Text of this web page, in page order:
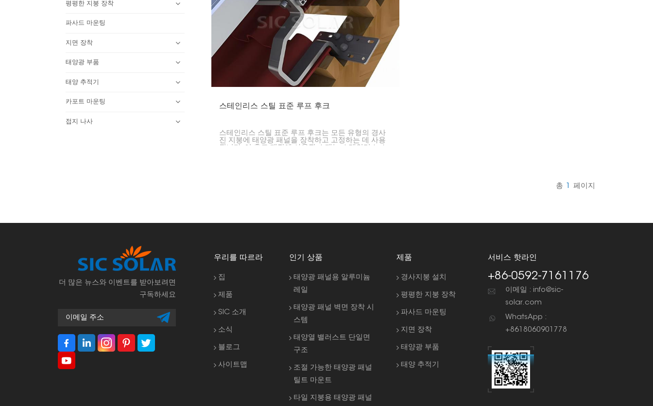
평평한 지붕 장착
파사드 마운팅
지면 장착
태양광 부품
태양 추적기
카포트 마운팅
접지 나사
스테인리스 스틸 표준 루프 후크
스테인리스 스틸 표준 루프 후크는 모든 유형의 경사
진 지붕에 태양광 패널을 장착하고 고정하는 데 사용
총 페이지
더 많은 뉴스와 이벤트를 받아보려면
구독하세요
우리를 따르라
집
제품
SIC 소개
소식
블로그
사이트맵
인기 상품
태양광 패널용 알루미늄
레일
태양광 패널 벽면 장착 시
스템
태양열 밸러스트 단일면
구조
조절 가능한 태양광 패널
틸트 마운트
타일 지붕용 태양광 패널
제품
경사지붕 설치
평평한 지붕 장착
파사드 마운팅
지면 장착
태양광 부품
태양 추적기
서비스 핫라인
+86-0592-7161176
이메일 : info@sic-
solar.com
WhatsApp :
+8618060901778